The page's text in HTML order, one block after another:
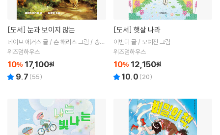
[도서] 눈과 보이지 않는
데이브 에거스 글 / 숀 해리스 그림 / 송섬
별 역
위즈덤하우스
10% 17,100원
9.7 (55)
[도서] 햇살 나라
이반디 글 / 모예진 그림
위즈덤하우스
10% 12,150원
10.0 (20)